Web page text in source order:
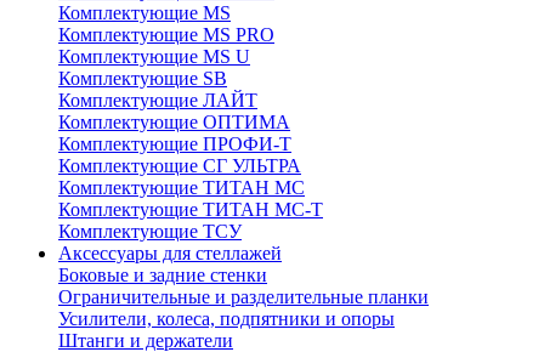
Комплектующие MS
Комплектующие MS PRO
Комплектующие MS U
Комплектующие SB
Комплектующие ЛАЙТ
Комплектующие ОПТИМА
Комплектующие ПРОФИ-Т
Комплектующие СГ УЛЬТРА
Комплектующие ТИТАН МС
Комплектующие ТИТАН МС-Т
Комплектующие ТСУ
Аксессуары для стеллажей
Боковые и задние стенки
Ограничительные и разделительные планки
Усилители, колеса, подпятники и опоры
Штанги и держатели